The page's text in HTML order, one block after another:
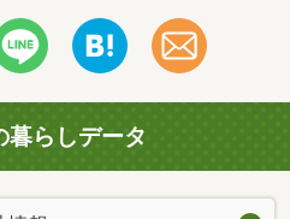
暮らしデータ